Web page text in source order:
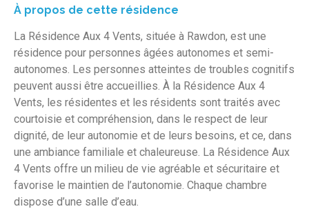
À propos de cette résidence
La Résidence Aux 4 Vents, située à Rawdon, est une
résidence pour personnes âgées autonomes et semi-
autonomes. Les personnes atteintes de troubles cognitifs
peuvent aussi être accueillies. À la Résidence Aux 4
Vents, les résidentes et les résidents sont traités avec
courtoisie et compréhension, dans le respect de leur
dignité, de leur autonomie et de leurs besoins, et ce, dans
une ambiance familiale et chaleureuse. La Résidence Aux
4 Vents offre un milieu de vie agréable et sécuritaire et
favorise le maintien de l’autonomie. Chaque chambre
dispose d’une salle d’eau.